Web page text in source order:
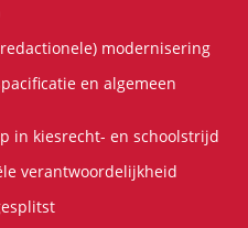
modernisering
en algemeen
in kiesrecht- en schoolstrijd
verantwoordelijkheid